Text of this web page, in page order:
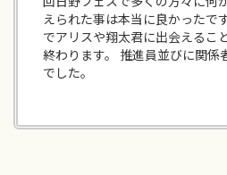
えられた事は本当に良かったで
でアリスや翔太君に出会えるこ
終わります。 推進員並びに関係
でした。